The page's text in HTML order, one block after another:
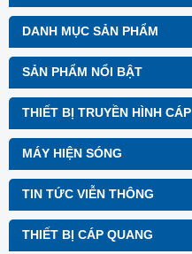
DANH MỤC SẢN PHẨM
SẢN PHẨM NỔI BẬT
THIẾT BỊ TRUYỀN HÌNH CÁP
MÁY HIỆN SÓNG
TIN TỨC VIỄN THÔNG
THIẾT BỊ CÁP QUANG